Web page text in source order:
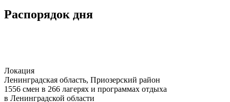
Распорядок дня
Локация
Ленинградская область, Приозерский район
1556 смен в 266 лагерях и программах отдыха
в Ленинградской области